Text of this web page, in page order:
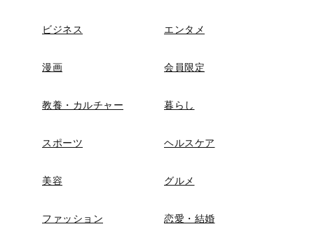
ビジネス エンタメ
漫画 会員限定
教養・カルチャー 暮らし
スポーツ ヘルスケア
美容 グルメ
ファッション 恋愛・結婚